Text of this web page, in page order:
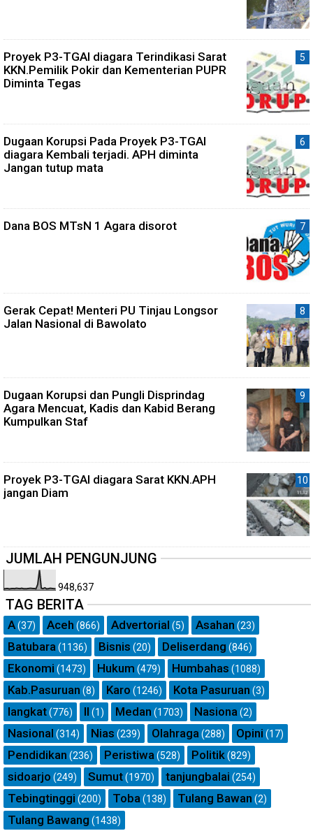
Proyek P3-TGAI diagara Terindikasi Sarat
KKN.Pemilik Pokir dan Kementerian PUPR
Diminta Tegas
Dugaan Korupsi Pada Proyek P3-TGAI
diagara Kembali terjadi. APH diminta
Jangan tutup mata
Dana BOS MTsN 1 Agara disorot
Gerak Cepat! Menteri PU Tinjau Longsor
Jalan Nasional di Bawolato
Dugaan Korupsi dan Pungli Disprindag
Agara Mencuat, Kadis dan Kabid Berang
Kumpulkan Staf
Proyek P3-TGAI diagara Sarat KKN.APH
jangan Diam
JUMLAH PENGUNJUNG
948,637
TAG BERITA
A(37) Aceh (866) Advertorial (5) Asahan (23)
Batubara (1136) Bisnis (20) Deliserdang (846)
Ekonomi (1473) Hukum (479) Humbahas (1088)
Kab.Pasuruan (8) Karo (1246) Kota Pasuruan (3)
langkat(776) ll (1) Medan (1703) Nasiona (2)
Nasional (314) Nias (239) Olahraga (288) Opini (17)
Pendidikan (236) Peristiwa (528) Politik(829)
sidoarjo (249) Sumut(1970) tanjungbalai (254)
Tebingtinggi (200) Toba (138) Tulang Bawan (2)
Tulang Bawang (1438)